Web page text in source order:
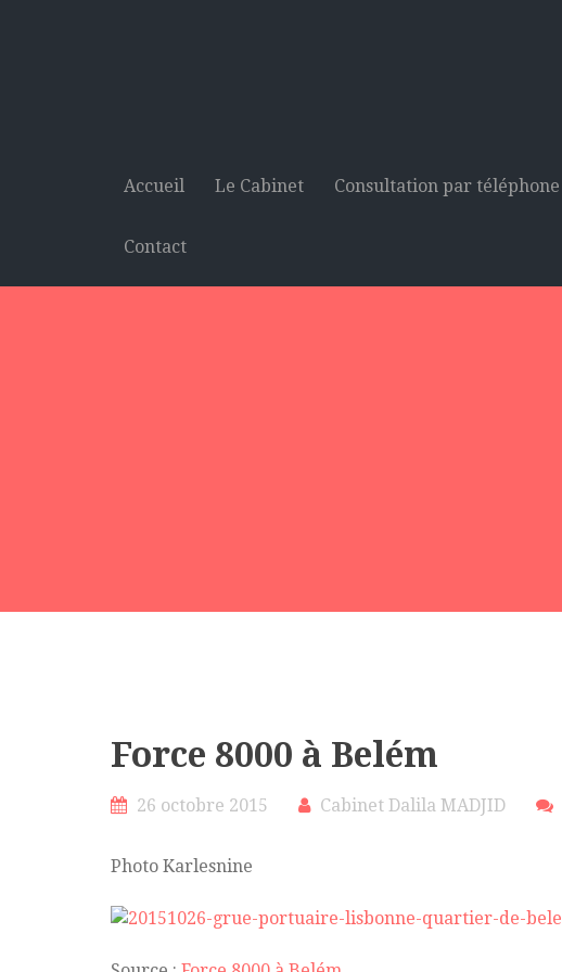
Accueil Le Cabinet Consultation par téléphone
Contact
Force 8000 à Belém
26 octobre 2015 Cabinet Dalila MADJID
Photo Karlesnine